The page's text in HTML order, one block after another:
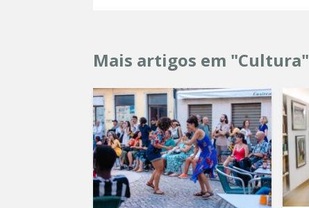
Mais artigos em "Cultura"